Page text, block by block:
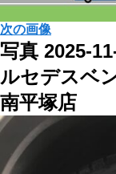
次の画像
写真 2025-
ルセデスベ
南平塚店